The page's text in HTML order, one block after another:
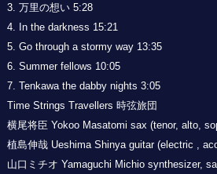
3. 万里の想い 5:28
4. In the darkness 15:21
5. Go through a stormy way 13:35
6. Summer fellows 10:05
7. Tenkawa the dabby nights 3:05
Time Strings Travellers 時弦旅団
横尾将臣 Yokoo Masatomi sax (tenor, alto,
植島伸哉 Ueshima Shinya guitar (electric ,
山口ミチオ Yamaguchi Michio synthesizer,